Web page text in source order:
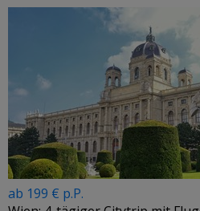
ab 199 € p.P.